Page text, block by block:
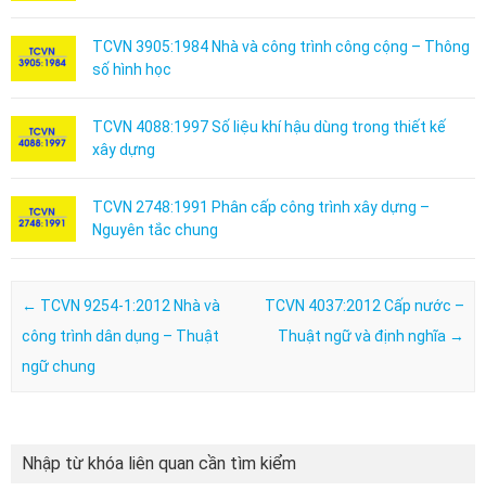
TCVN 3905:1984 Nhà và công trình công cộng – Thông
số hình học
TCVN 4088:1997 Số liệu khí hậu dùng trong thiết kế
xây dựng
TCVN 2748:1991 Phân cấp công trình xây dựng –
Nguyên tắc chung
Post navigation
← TCVN 9254-1:2012 Nhà và
công trình dân dụng – Thuật
ngữ chung
TCVN 4037:2012 Cấp nước –
Thuật ngữ và định nghĩa →
Nhập từ khóa liên quan cần tìm kiểm